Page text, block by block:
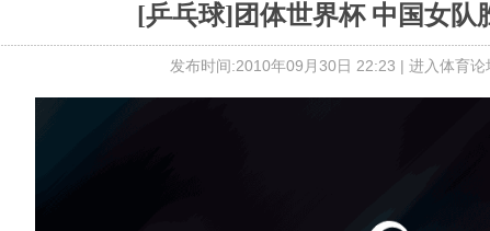
[乒乓球]团体世界杯 中国女队
发布时间:2010年09月30日 22:23 | 进入体育论